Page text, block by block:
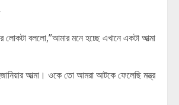
লোকটা বললো,”আমার মনে হচ্ছে এখানে একটা আত্মা
আত্মা। ওকে তো আমরা আটকে ফেলেছি মন্ত্র